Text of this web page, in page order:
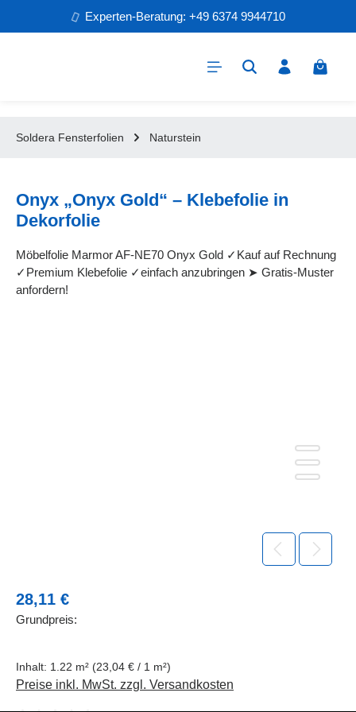
Zum Hauptinhalt springen
Experten-Beratung: +49 6374 9944710
Soldera Fensterfolien Naturstein
Onyx „Onyx Gold“ – Klebefolie in
Dekorfolie
Möbelfolie Marmor AF-NE70 Onyx Gold ✓Kauf auf Rechnung
✓Premium Klebefolie ✓einfach anzubringen ➤ Gratis-Muster
anfordern!
Regulärer Preis:
28,11 €
Grundpreis:
Inhalt: 1.22 m² (23,04 € / 1 m²)
Preise inkl. MwSt. zzgl. Versandkosten